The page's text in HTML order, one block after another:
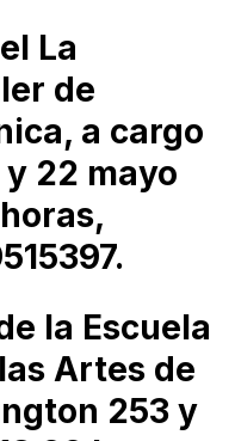
La
de
a cargo
y 22 mayo
la Escuela
Artes de
253 y